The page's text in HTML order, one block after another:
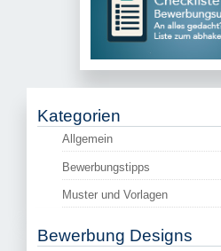
Kategorien
Allgemein
Bewerbungstipps
Muster und Vorlagen
Bewerbung Designs